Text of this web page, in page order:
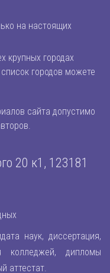
на настоящих
крупных городах
городов можете
сайта допустимо
20 к1, 123181
наук, диссертация,
колледжей, дипломы
аттестат.